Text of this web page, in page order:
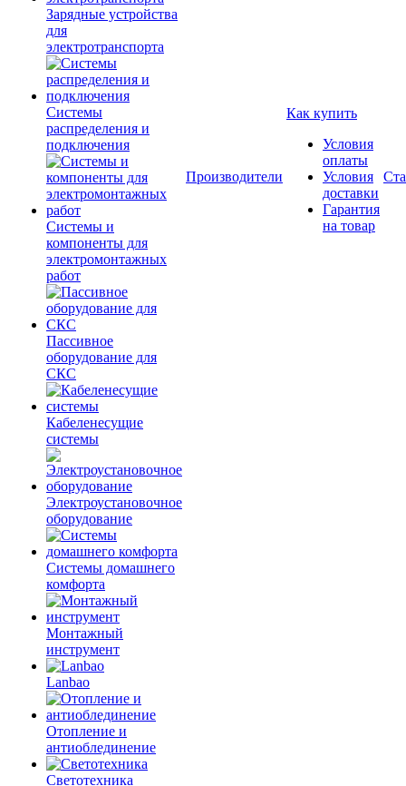
Зарядные устройства
для
электротранспорта
Системы
распределения и
подключения
Системы и
компоненты для
электромонтажных
работ
Пассивное
оборудование для
СКС
Кабеленесущие
системы
Электроустановочное
оборудование
Системы домашнего
комфорта
Монтажный
инструмент
Lanbao
Отопление и
антиоблединение
Светотехника
Производители
Как купить
Условия
оплаты
Условия
доставки
Гарантия
на товар